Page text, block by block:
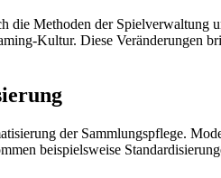
die Methoden der
Kultur. Diese Veränderungen
der Sammlungspflege.
beispielsweise